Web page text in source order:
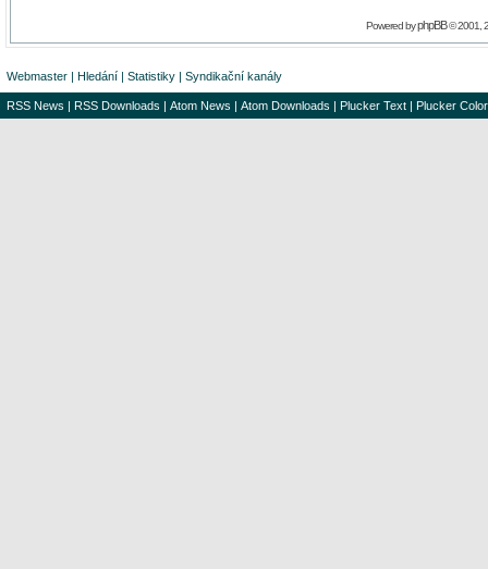
Powered byphpBB© 2001,
Webmaster | Hledání | Statistiky | Syndikační kanály
RSS News | RSS Downloads | Atom News | Atom Downloads | Plucker Text | Plucker Color